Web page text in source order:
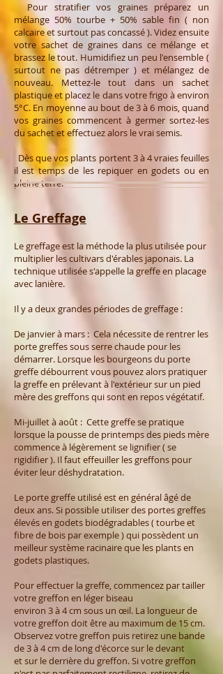
Pour stratifier vos graines préparez un
mélange 50% tourbe + 50% sable fin ( non
calcaire et surtout pas concassé ). Videz ensuite
votre sachet de graines dans ce mélange et
brassez le tout. Humidifiez un peu l'ensemble (
surtout ne pas détremper ) et mélangez de
nouveau. Mettez-le tout dans un sachet
plastique et placez le dans votre frigo à environ
5°C. En moyenne au bout de 3 à 6 mois, quand
vos graines commencent à germer sortez-les
du sachet et effectuez alors le vrai semis.
Dès que vos plants portent 3 à 4 vraies feuilles
il est temps de les repiquer en godets ou en
pleine terre.
Le Greffage
Le greffage est la méthode la plus utilisée pour
multiplier les cultivars d'érables japonais. La
technique utilisée s'appelle la greffe en placage
avec lanière.
Il y a deux grandes périodes de greffage :
De janvier à mars : Cela nécessite de rentrer les
porte greffes sous serre chaude pour les
démarrer. Lorsque les bourgeons du porte
greffe débourrent vous pouvez alors pratiquer
la greffe en prélevant à l'extérieur sur un pied
mère des greffons qui sont en repos végétatif.
Mi-juillet à août : Cette greffe se pratique
lorsque la pousse de printemps des pieds mère
commence à légèrement se lignifier ( se
rigidifier ). Il faut effeuiller les greffons pour
éviter leur déshydratation.
Le porte greffe utilisé est en général âgé de
deux ans. Si possible utiliser des portes greffes
élevés en godets biodégradables ( tourbe et
fibre de bois par exemple ) qui possèdent un
meilleur système racinaire que les plants en
godets plastiques.
Pour effectuer la greffe, commencez par tailler
votre greffon en léger biseau
environ 3 à 4 cm sous un œil. La longueur de
votre greffon doit être au maximum de 15 cm.
Observez votre greffon puis retirez une bande
de 3 à 4 cm de long d'écorce sur le devant
et sur le derrière du greffon. Si votre greffon